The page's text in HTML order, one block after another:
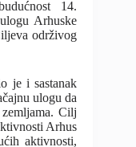
14.
Arhuske
održivog
je i sastanak
ulogu da
Cilj
Arhus
aktivnosti,